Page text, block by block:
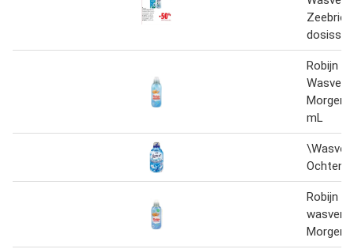
Robijn
mL
Robijn